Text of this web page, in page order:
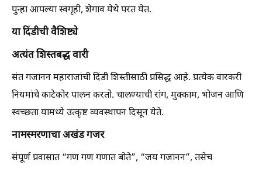
पुन्हा आपल्या स्वगृही, शेगाव येथे परत येत.
या दिंडीची वैशिष्ट्ये
अत्यंत शिस्तबद्ध वारी
संत गजानन महाराजांची दिंडी शिस्तीसाठी प्रसिद्ध आहे. प्रत्येक वारकरी
नियमांचे काटेकोर पालन करतो. चालण्याची रांग, मुक्काम, भोजन आणि
स्वच्छता यामध्ये उत्कृष्ट व्यवस्थापन दिसून येते.
नामस्मरणाचा अखंड गजर
संपूर्ण प्रवासात “गण गण गणात बोते”, “जय गजानन”, तसेच